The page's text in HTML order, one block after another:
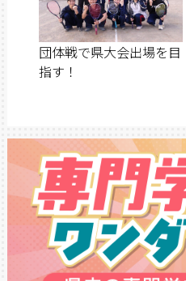
団体戦で県大会出場を目
指す！